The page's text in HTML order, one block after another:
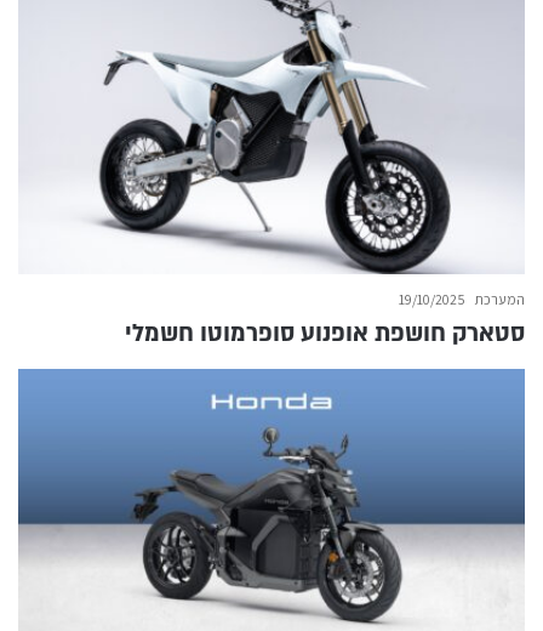
המערכת 19/10/2025
סטארק חושפת אופנוע סופרמוטו חשמלי